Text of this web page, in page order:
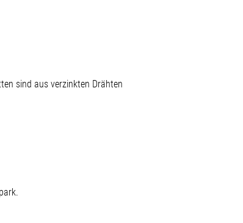
sind aus verzinkten Drähten